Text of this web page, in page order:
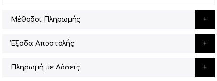
Μέθοδοι Πληρωμής
Έξοδα Αποστολής
Πληρωμή με Δόσεις